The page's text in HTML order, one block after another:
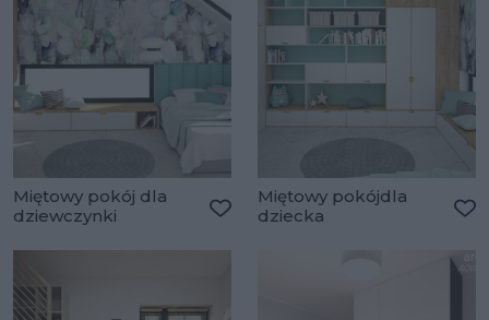
Miętowy pokój dla
dziewczynki
Miętowy pokójdla
dziecka